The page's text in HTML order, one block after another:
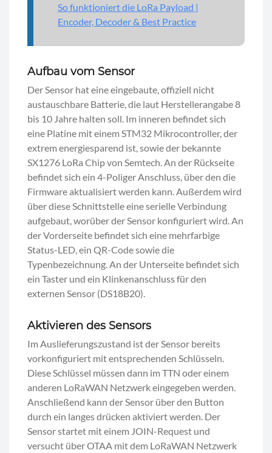
So funktioniert die LoRa Payload |
Encoder, Decoder & Best Practice
Aufbau vom Sensor
Der Sensor hat eine eingebaute, offiziell nicht
austauschbare Batterie, die laut Herstellerangabe 8
bis 10 Jahre halten soll. Im inneren befindet sich
eine Platine mit einem STM32 Mikrocontroller, der
extrem energiesparend ist, sowie der bekannte
SX1276 LoRa Chip von Semtech. An der Rückseite
befindet sich ein 4-Poliger Anschluss, über den die
Firmware aktualisiert werden kann. Außerdem wird
über diese Schnittstelle eine serielle Verbindung
aufgebaut, worüber der Sensor konfiguriert wird. An
der Vorderseite befindet sich eine mehrfarbige
Status-LED, ein QR-Code sowie die
Typenbezeichnung. An der Unterseite befindet sich
ein Taster und ein Klinkenanschluss für den
externen Sensor (DS18B20).
Aktivieren des Sensors
Im Auslieferungszustand ist der Sensor bereits
vorkonfiguriert mit entsprechenden Schlüsseln.
Diese Schlüssel müssen dann im TTN oder einem
anderen LoRaWAN Netzwerk eingegeben werden.
Anschließend kann der Sensor über den Button
durch ein langes drücken aktiviert werden. Der
Sensor startet mit einem JOIN-Request und
versucht über OTAA mit dem LoRaWAN Netzwerk